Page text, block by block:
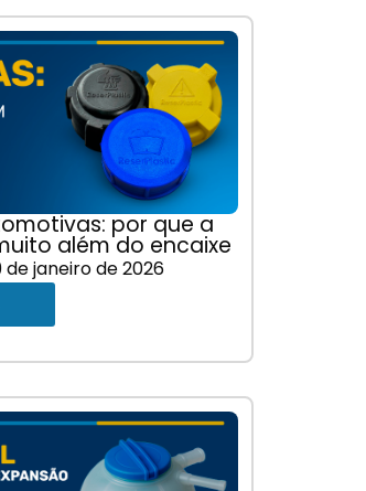
por que a
além do encaixe
de janeiro de 2026